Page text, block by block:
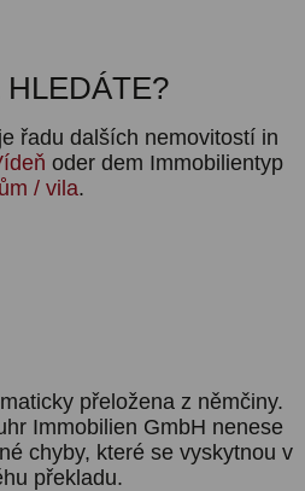
HLEDÁTE?
řadu dalších nemovitostí in
oder dem Immobilientyp
/ vila.
přeložena z němčiny.
Immobilien GmbH nenese
chyby, které se vyskytnou v
překladu.